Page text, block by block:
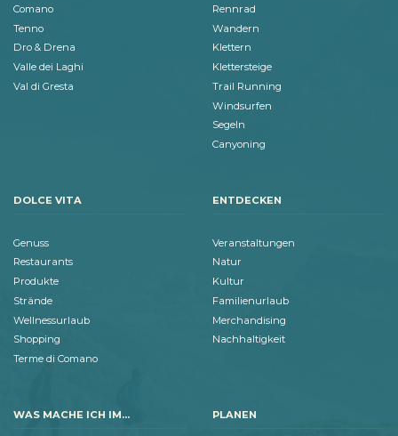
Comano
Tenno
Dro & Drena
Valle dei Laghi
Val di Gresta
Rennrad
Wandern
Klettern
Klettersteige
Trail Running
Windsurfen
Segeln
Canyoning
DOLCE VITA
Genuss
Restaurants
Produkte
Strände
Wellnessurlaub
Shopping
Terme di Comano
ENTDECKEN
Veranstaltungen
Natur
Kultur
Familienurlaub
Merchandising
Nachhaltigkeit
WAS MACHE ICH IM... PLANEN